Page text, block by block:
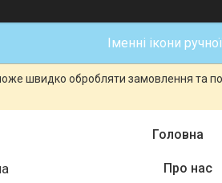
Іменні ікони
швидко обробляти замовлення та
Головна
Про нас